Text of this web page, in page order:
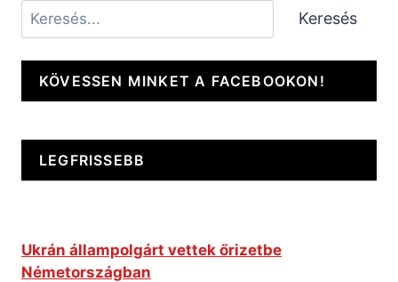
Keresés Keresés
KÖVESSEN MINKET A FACEBOOKON!
LEGFRISSEBB
Ukrán állampolgárt vettek őrizetbe
Németországban